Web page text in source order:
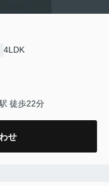
4LDK
徒歩22分
せ